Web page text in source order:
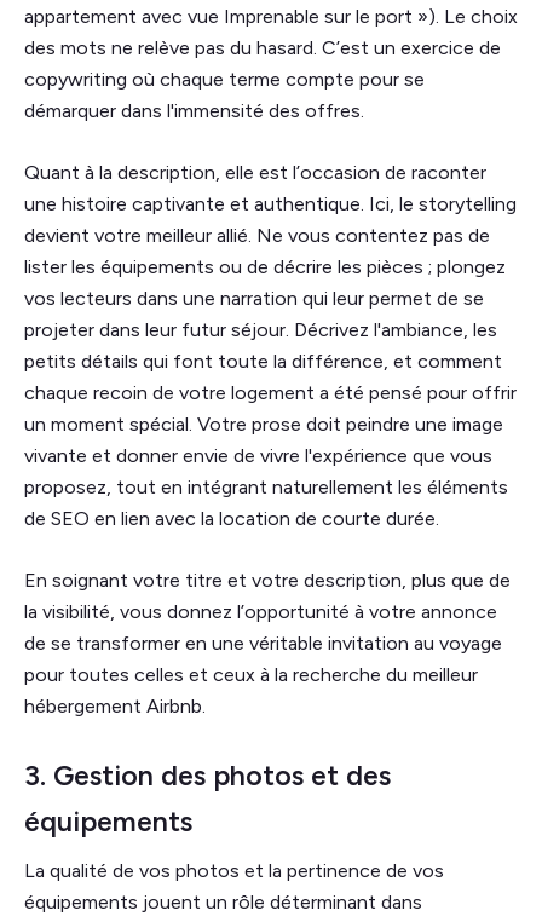
appartement avec vue Imprenable sur le port »). Le choix
des mots ne relève pas du hasard. C’est un exercice de
copywriting où chaque terme compte pour se
démarquer dans l'immensité des offres.
Quant à la description, elle est l’occasion de raconter
une histoire captivante et authentique. Ici, le storytelling
devient votre meilleur allié. Ne vous contentez pas de
lister les équipements ou de décrire les pièces ; plongez
vos lecteurs dans une narration qui leur permet de se
projeter dans leur futur séjour. Décrivez l'ambiance, les
petits détails qui font toute la différence, et comment
chaque recoin de votre logement a été pensé pour offrir
un moment spécial. Votre prose doit peindre une image
vivante et donner envie de vivre l'expérience que vous
proposez, tout en intégrant naturellement les éléments
de SEO en lien avec la location de courte durée.
En soignant votre titre et votre description, plus que de
la visibilité, vous donnez l’opportunité à votre annonce
de se transformer en une véritable invitation au voyage
pour toutes celles et ceux à la recherche du meilleur
hébergement Airbnb.
3. Gestion des photos et des
équipements
La qualité de vos photos et la pertinence de vos
équipements jouent un rôle déterminant dans